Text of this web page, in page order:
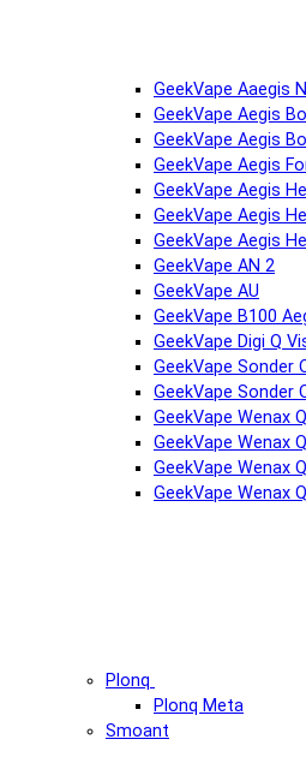
GeekVape Aaegis
GeekVape Aegis
GeekVape Aegis
GeekVape Aegis
GeekVape Aegis
GeekVape Aegis
GeekVape Aegis
GeekVape AN 2
GeekVape AU
GeekVape B100
GeekVape Digi Q
GeekVape Sonder
GeekVape Sonder
GeekVape Wenax Q
GeekVape Wenax
GeekVape Wenax
GeekVape Wenax
Plonq
Plonq Meta
Smoant